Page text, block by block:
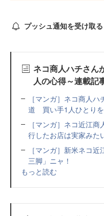
プッシュ通知を受け取る
ネコ商人ハチさん
人の心得～連載記
［マンガ］ネコ商人
道 買い手1人ひとり
［マンガ］ネコ近江
行したお店は実家みた
［マンガ］新米ネコ
三脚」ニャ！
もっと読む